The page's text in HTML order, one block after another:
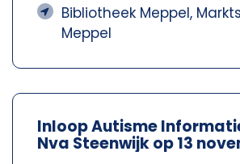
Bibliotheek Meppel,
Meppel
Inloop Autisme
Nva Steenwijk op 13